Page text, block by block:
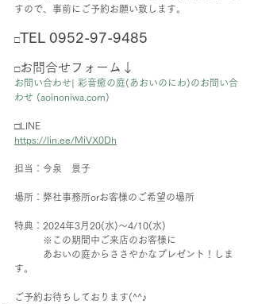
すので、事前にご予約お願い致します。
□TEL 0952-97-9485
□お問合せフォーム↓
お問い合わせ| 彩音癒の庭(あおいのにわ)のお問い合
わせ (aoinoniwa.com)
□LINE
https://lin.ee/MiVX0Dh
担当：今泉　景子
場所：弊社事務所orお客様のご希望の場所
特典：2024年3月20(水)～4/10(水)
※この期間中ご来店のお客様に
あおいの庭からささやかなプレゼント！しま
す。
ご予約お待ちしております(^^♪